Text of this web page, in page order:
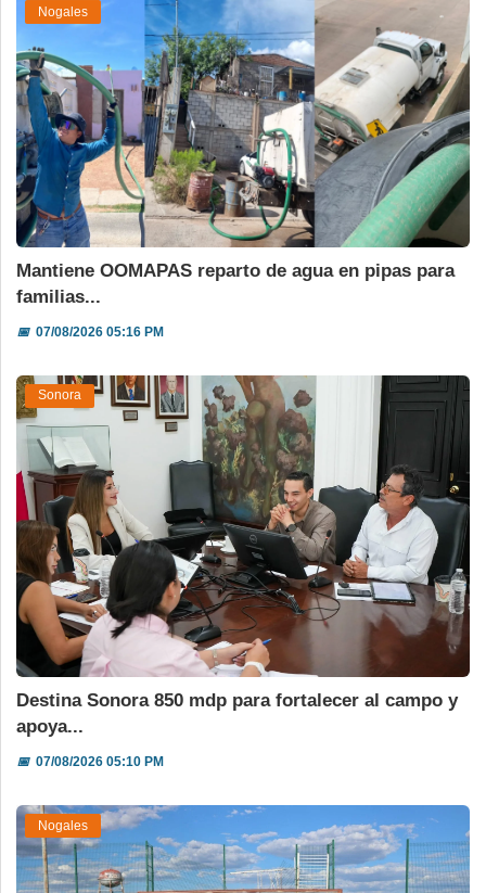
Nogales
Mantiene OOMAPAS reparto de agua en pipas para
familias...
📅07/08/2026 05:16 PM
Sonora
Destina Sonora 850 mdp para fortalecer al campo y
apoya...
📅07/08/2026 05:10 PM
Nogales